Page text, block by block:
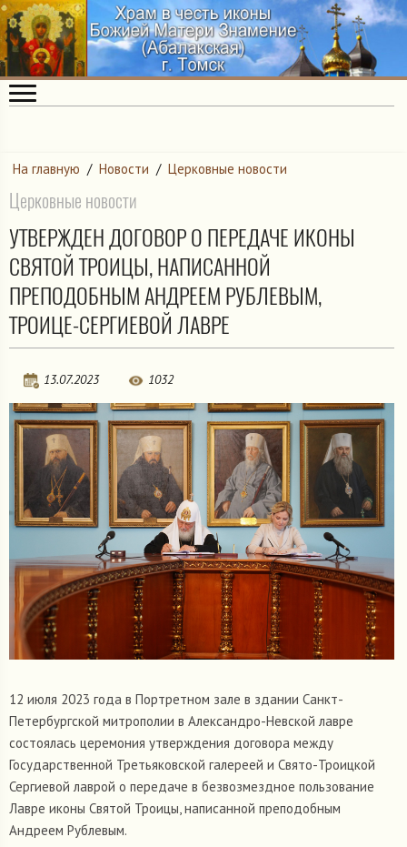
На главную / Новости / Церковные новости
Церковные новости
УТВЕРЖДЕН ДОГОВОР О ПЕРЕДАЧЕ ИКОНЫ
СВЯТОЙ ТРОИЦЫ, НАПИСАННОЙ
ПРЕПОДОБНЫМ АНДРЕЕМ РУБЛЕВЫМ,
ТРОИЦЕ-СЕРГИЕВОЙ ЛАВРЕ
13.07.2023 1032
12 июля 2023 года в Портретном зале в здании Санкт-
Петербургской митрополии в Александро-Невской лавре
состоялась церемония утверждения договора между
Государственной Третьяковской галереей и Свято-Троицкой
Сергиевой лаврой о передаче в безвозмездное пользование
Лавре иконы Святой Троицы, написанной преподобным
Андреем Рублевым.